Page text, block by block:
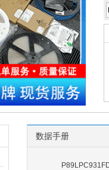
数据手册